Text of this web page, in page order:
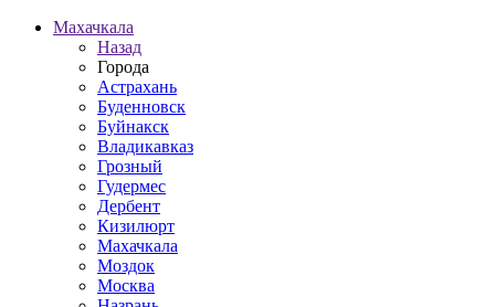
Махачкала
Назад
Города
Астрахань
Буденновск
Буйнакск
Владикавказ
Грозный
Гудермес
Дербент
Кизилюрт
Махачкала
Моздок
Москва